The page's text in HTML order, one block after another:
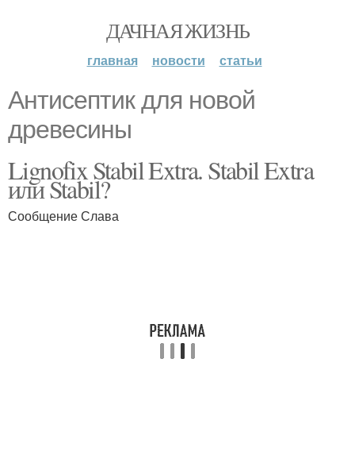
ДАЧНАЯ ЖИЗНЬ
главная новости статьи
Антисептик для новой
древесины
Lignofix Stabil Extra. Stabil Extra
или Stabil?
Сообщение Слава